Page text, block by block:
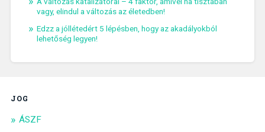
vagy, elindul a változás az életedben!
Edzz a jóllétedért 5 lépésben, hogy az akadályokból
lehetőség legyen!
JOG
ÁSZF